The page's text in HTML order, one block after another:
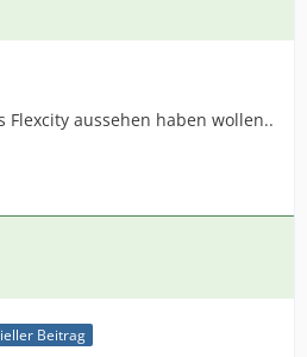
Flexcity aussehen haben wollen..
Beitrag